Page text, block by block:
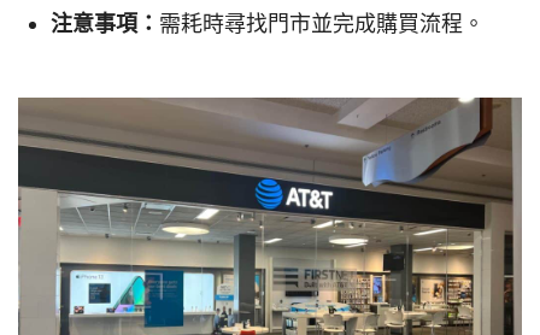
注意事項： 需耗時尋找門市並完成購買流程。